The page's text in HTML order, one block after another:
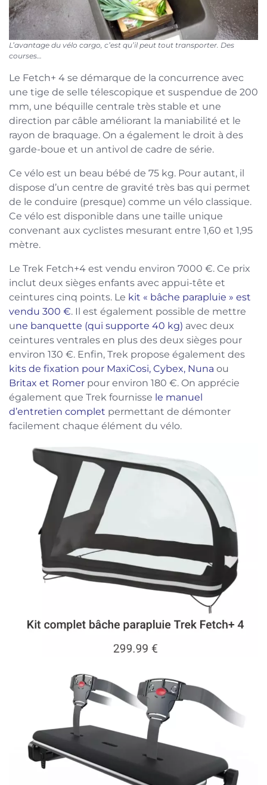
L’avantage du vélo cargo, c’est qu’il peut tout transporter. Des
courses…
Le Fetch+ 4 se démarque de la concurrence avec
une tige de selle télescopique et suspendue de 200
mm, une béquille centrale très stable et une
direction par câble améliorant la maniabilité et le
rayon de braquage. On a également le droit à des
garde-boue et un antivol de cadre de série.
Ce vélo est un beau bébé de 75 kg. Pour autant, il
dispose d’un centre de gravité très bas qui permet
de le conduire (presque) comme un vélo classique.
Ce vélo est disponible dans une taille unique
convenant aux cyclistes mesurant entre 1,60 et 1,95
mètre.
Le Trek Fetch+4 est vendu environ 7000 €. Ce prix
inclut deux sièges enfants avec appui-tête et
ceintures cinq points. Le kit « bâche parapluie » est
vendu 300 €. Il est également possible de mettre
une banquette (qui supporte 40 kg) avec deux
ceintures ventrales en plus des deux sièges pour
environ 130 €. Enfin, Trek propose également des
kits de fixation pour MaxiCosi, Cybex, Nuna ou
Britax et Romer pour environ 180 €. On apprécie
également que Trek fournisse le manuel
d’entretien complet permettant de démonter
facilement chaque élément du vélo.